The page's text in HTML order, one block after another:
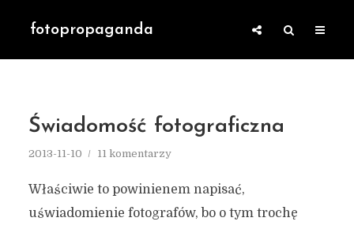
fotopropaganda
Świadomość fotograficzna
2013-11-10 11 komentarzy
Właściwie to powinienem napisać,
uświadomienie fotografów, bo o tym trochę